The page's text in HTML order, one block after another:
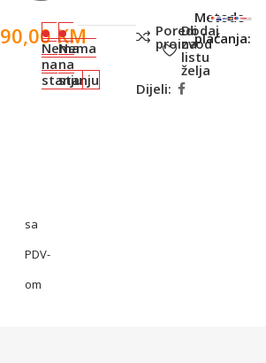
90,00KM
sa
PDV-
om
Nema
na
stanju
Nema
na
stanju
Poredi
proizvod
Dodaj
na
listu
želja
Dijeli:
Metode
plaćanja: